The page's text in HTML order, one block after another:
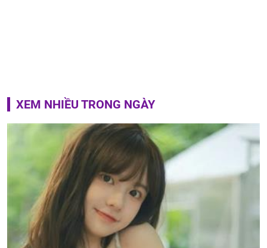
XEM NHIỀU TRONG NGÀY